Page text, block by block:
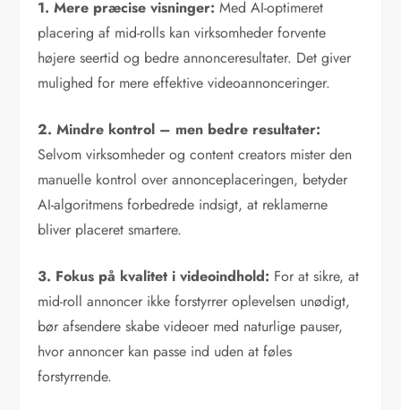
1. Mere præcise visninger: Med AI-optimeret
placering af mid-rolls kan virksomheder forvente
højere seertid og bedre annonceresultater. Det giver
mulighed for mere effektive videoannonceringer.
2. Mindre kontrol – men bedre resultater:
Selvom virksomheder og content creators mister den
manuelle kontrol over annonceplaceringen, betyder
AI-algoritmens forbedrede indsigt, at reklamerne
bliver placeret smartere.
3. Fokus på kvalitet i videoindhold: For at sikre, at
mid-roll annoncer ikke forstyrrer oplevelsen unødigt,
bør afsendere skabe videoer med naturlige pauser,
hvor annoncer kan passe ind uden at føles
forstyrrende.